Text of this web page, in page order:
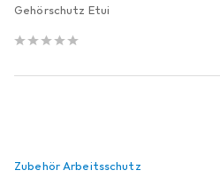
Gehörschutz Etui
Zubehör Arbeitsschutz